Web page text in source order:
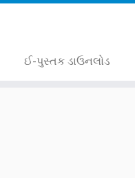
ઈ-પુસ્તક ડાઉનલોડ